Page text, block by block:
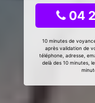
04
10 minutes de
après validation de
téléphone, adresse,
delà des 10 minutes,